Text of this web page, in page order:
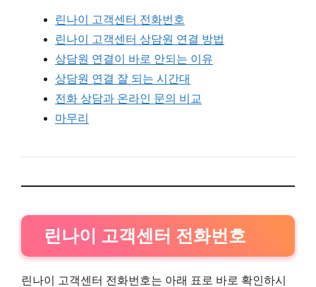
린나이 고객센터 전화번호
린나이 고객센터 상담원 연결 방법
상담원 연결이 바로 안되는 이유
상담원 연결 잘 되는 시간대
전화 상담과 온라인 문의 비교
마무리
린나이 고객센터 전화번호
린나이 고객센터 전화번호는 아래 표로 바로 확인하시